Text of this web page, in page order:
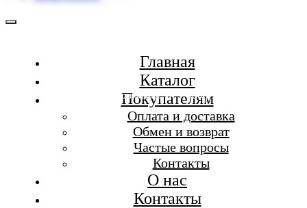
Бесплатная доставка при заказе от 7 000 р.
Главная
Каталог
Покупателям
Оплата и доставка
Обмен и возврат
Частые вопросы
Контакты
О нас
Контакты